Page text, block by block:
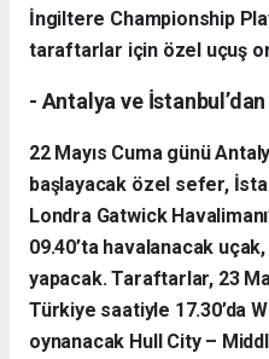
İngiltere Championship
taraftarlar için özel uçuş
- Antalya ve
22 Mayıs Cuma günü
başlayacak özel sefer,
Londra Gatwick
09.40’ta havalanacak
yapacak. Taraftarlar, 23
Türkiye saatiyle 17.30’da
oynanacak Hull City –